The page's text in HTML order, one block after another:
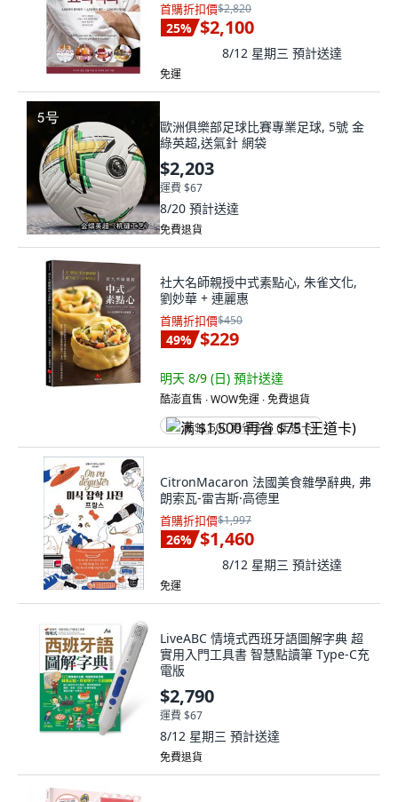
首購折扣價$2,820
25% $2,100
8/12 星期三 預計送達
免運
歐洲俱樂部足球比賽專業足球, 5號 金
綠英超,送氣針 網袋
$2,203
運費 $67
8/20 預計送達
免費退貨
社大名師親授中式素點心, 朱雀文化,
劉妙華 + 連麗惠
首購折扣價$450
49% $229
明天 8/9 (日) 預計送達
酷澎直售 ∙ WOW免運 ∙ 免費退貨
满 $1,500 再省 $75 (王道卡)
CitronMacaron 法國美食雜學辭典, 弗
朗索瓦-雷吉斯·高德里
首購折扣價$1,997
26% $1,460
8/12 星期三 預計送達
免運
LiveABC 情境式西班牙語圖解字典 超
實用入門工具書 智慧點讀筆 Type-C充
電版
$2,790
運費 $67
8/12 星期三 預計送達
免費退貨